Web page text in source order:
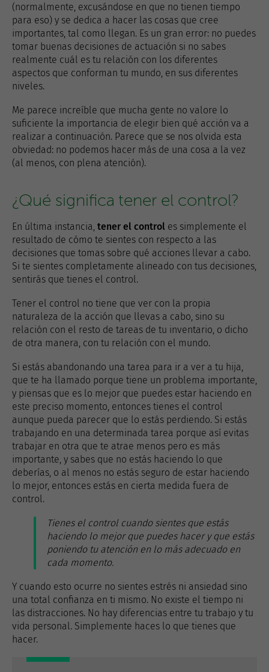
(normalmente, excusándose en que no tienen tiempo
para eso) y se dedica a hacer las cosas que cree
importantes, tal como llegan. Es un gran error: no puedes
tomar buenas decisiones de actuación si no sabes
realmente cuál es tu relación con los diferentes
aspectos que conforman tu mundo, en sus diferentes
niveles.
Me parece increíble que mucha gente no valore lo
suficiente la importancia de elegir bien qué acción va a
realizar a continuación. Parece que se nos olvida esta
obviedad: no podemos hacer más de una cosa a la vez
(al menos, con plena atención).
¿Qué significa tener el control?
En última instancia, tener el control es simplemente el
resultado de cómo te sientes con respecto a las
decisiones que tomas sobre qué acciones llevar a cabo.
Si te sientes completamente alineado con tus decisiones,
sentirás que tienes el control.
Tener el control no tiene que ver con la propia
naturaleza de la acción que llevas a cabo, sino su
relación con el resto de tareas de tu inventario, o dicho
de otra manera, con tu relación con el mundo.
Si estás abandonando una tarea para ir a ver a tu hija,
que te ha llamado porque tiene un problema importante,
y piensas que es lo mejor que puedes estar haciendo en
este preciso momento, entonces tienes el control
aunque pueda parecer que lo estás perdiendo. Si estás
trabajando en una determinada tarea porque así evitas
trabajar en otra que te atrae menos pero es más
importante, y sabes que no estás haciendo lo que
deberías, o al menos no estás seguro de estar haciendo
lo mejor, entonces estás en cierta medida fuera de
control.
Tienes el control cuando sientes que estás
haciendo lo mejor que puedes hacer y que estás
poniendo tu atención en lo más adecuado en
cada momento.
Y cuando esto ocurre no sientes estrés ni ansiedad sino
una total confianza en ti mismo. No existe el tiempo ni
las distracciones. No hay diferencias entre tu trabajo y tu
vida personal. Simplemente haces lo que tienes que
hacer.